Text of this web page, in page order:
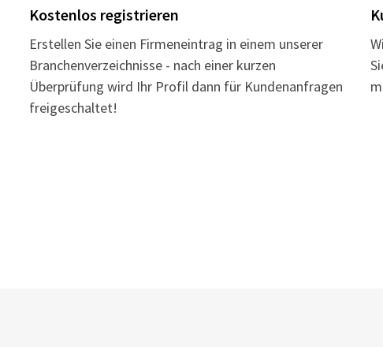
Kostenlos registrieren
Erstellen Sie einen Firmeneintrag in einem unserer
Branchenverzeichnisse - nach einer kurzen
Überprüfung wird Ihr Profil dann für Kundenanfragen
freigeschaltet!